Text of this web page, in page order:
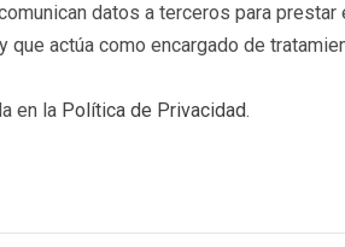
datos a terceros para
actúa como encargado de
en la Política de Privacidad.